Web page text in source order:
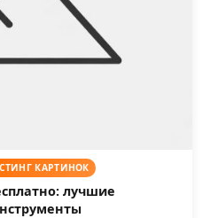
КАРТИНОК
лучшие